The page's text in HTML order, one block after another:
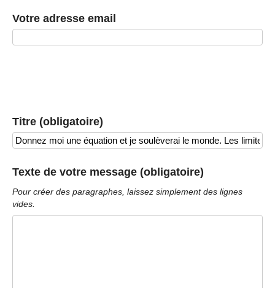
Votre adresse email
Titre (obligatoire)
Texte de votre message (obligatoire)
Pour créer des paragraphes, laissez simplement des lignes
vides.